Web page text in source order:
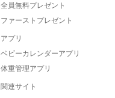
全員無料プレゼント
ファーストプレゼント
アプリ
ベビーカレンダーアプリ
体重管理アプリ
関連サイト